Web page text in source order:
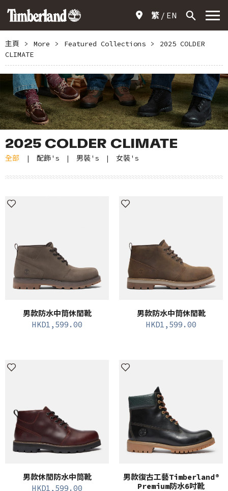
繁 EN
主頁 > More > Featured Collections >
2025 COLDER
CLIMATE
2025 COLDER CLIMATE
全部 | 配飾's | 男裝's | 女裝's
男款防水中筒休閒靴
HKD1,599.00
男款防水中筒休閒靴
HKD1,599.00
男款休閒防水中筒靴
HKD1,599.00
男款復古工藝Timberland®
Premium防水6吋靴